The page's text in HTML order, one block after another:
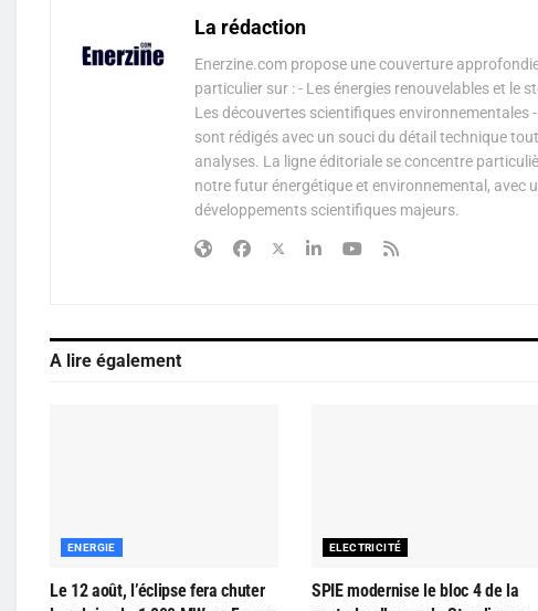
La rédaction
Enerzine.com propose une couverture
particulier sur : - Les énergies renouvelables et le
Les découvertes scientifiques
sont rédigés avec un souci du détail technique
analyses. La ligne éditoriale se concentre
notre futur énergétique et environnemental, avec
développements scientifiques majeurs.
A lire également
ENERGIE
Le 12 août, l’éclipse fera chuter
ELECTRICITÉ
SPIE modernise le bloc 4 de la